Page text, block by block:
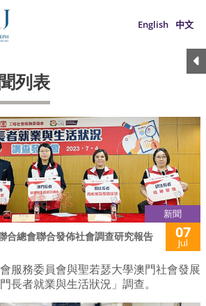
English 中文
列表
新聞
合總會聯合發佈社會調查研究報告 07
Jul
服務委員會與聖若瑟大學澳門社會發展
長者就業與生活狀況」調查。